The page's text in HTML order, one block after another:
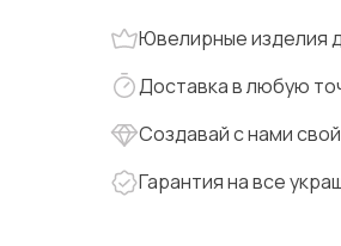
Ювелирные изделия
Доставка в любую
Создавай с нами
Гарантия на все